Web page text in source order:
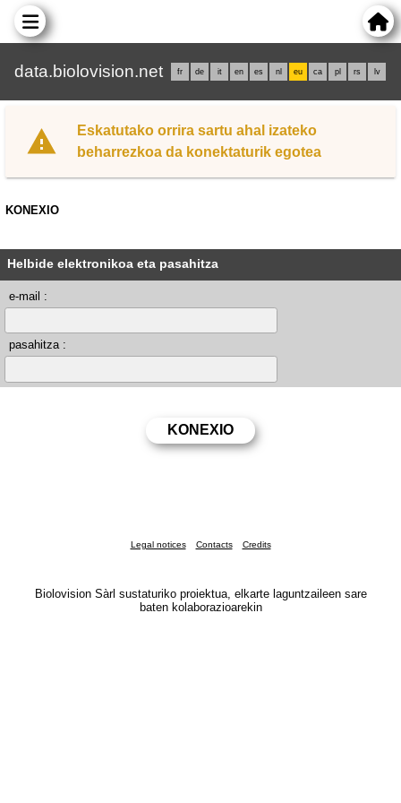
data.biolovision.net fr de it en es nl eu ca pl rs lv
Eskatutako orrira sartu ahal izateko
beharrezkoa da konektaturik egotea
KONEXIO
Helbide elektronikoa eta pasahitza
e-mail :
pasahitza :
Legal notices Contacts Credits
Biolovision Sàrl sustaturiko proiektua, elkarte laguntzaileen sare
baten kolaborazioarekin